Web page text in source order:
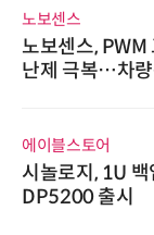
노보센스
노보센스, PWM
난제 극복…차
에이블스토어
시놀로지, 1U
DP5200 출시